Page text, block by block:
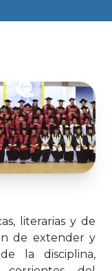
literarias y de
de extender y
la disciplina,